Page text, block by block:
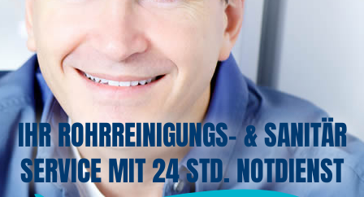
IHR ROHRREINIGUNGS- & SANITÄR
SERVICE MIT 24 STD. NOTDIENST